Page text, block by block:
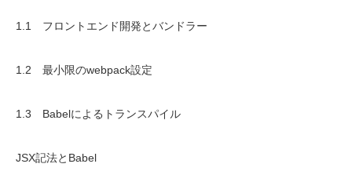
1.1 フロントエンド開発とバンドラー
1.2 最小限のwebpack設定
1.3 Babelによるトランスパイル
JSX記法とBabel